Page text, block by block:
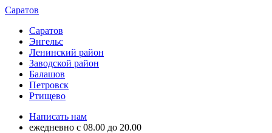
Саратов
Саратов
Энгельс
Ленинский район
Заводской район
Балашов
Петровск
Ртищево
Написать нам
ежедневно с 08.00 до 20.00